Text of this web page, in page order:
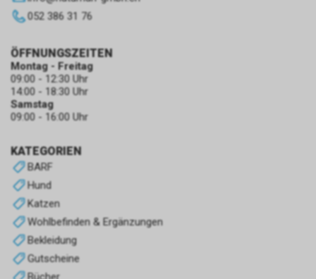
052 386 31 76
KATEGORIEN
BARF
Hund
Katzen
Wohlbefinden & Ergänzungen
Bekleidung
Gutscheine
ÖFFNUNGSZEITEN
Montag - Freitag
09:00 - 12:30 Uhr
14:00 - 18:30 Uhr
Samstag
09:00 - 16:00 Uhr